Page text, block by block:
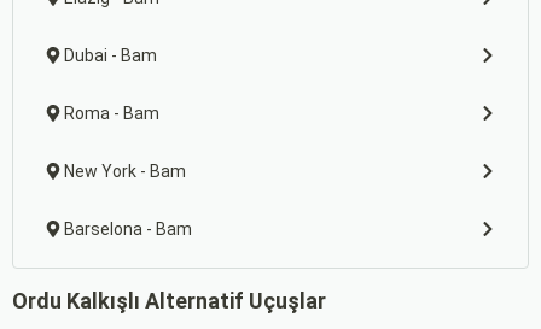
Dubai - Bam
Roma - Bam
New York - Bam
Barselona - Bam
Ordu Kalkışlı Alternatif Uçuşlar